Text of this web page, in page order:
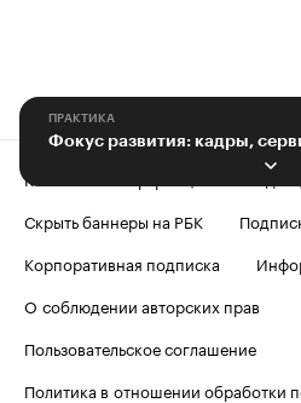
ПРАКТИКА
Фокус развития: кадры,
Контактная информация
Скрыть баннеры на РБК
Корпоративная подписка
О соблюдении авторских прав
Пользовательское соглашение
Политика в отношении обработки